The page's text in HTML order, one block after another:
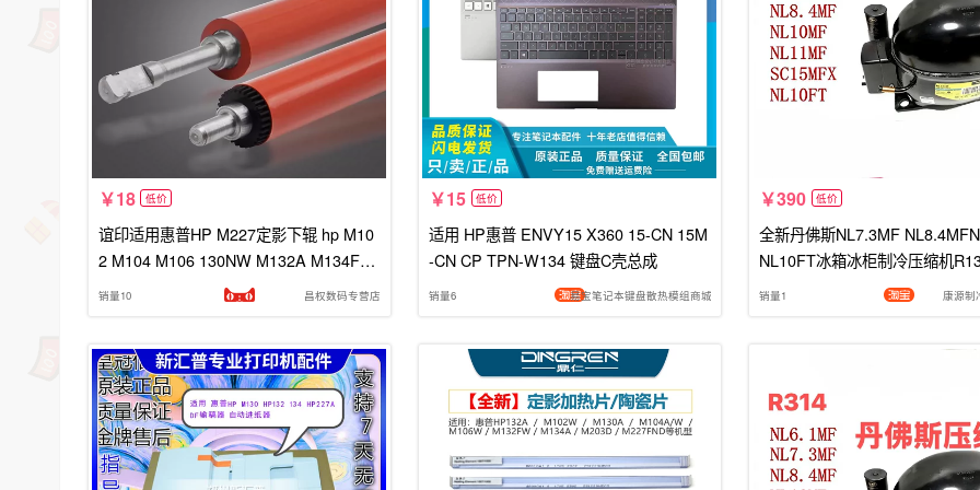
18 低价
谊印适用惠普HP M227定影下辊 hp M10
2 M104 M106 130NW M132A M134FN
M203d 压力辊 橡胶辊 包氟定影下辊
销量10 昌权数码专营店
15 低价
适用 HP惠普 ENVY15 X360 15-CN 15M
-CN CP TPN-W134 键盘C壳总成
销量6 易宝笔记本键盘散热模组商城
390 低价
全新丹佛斯NL7.3MF
NL10FT冰箱冰柜制冷压缩机
销量1 康源制